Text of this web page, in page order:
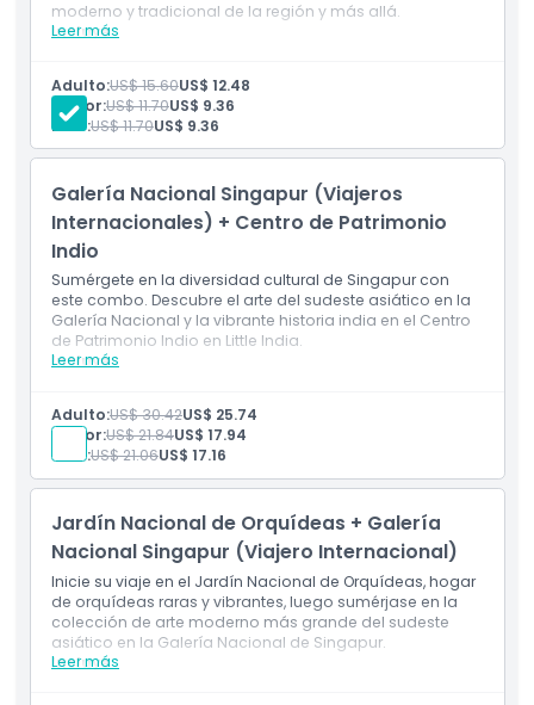
Política para Niños y Adultos
Horario de Apertura
Cosas a Saber
Ubicación
Cómo Llegar
Cómo Canjear
Política de Cancelación
moderno y tradicional de la región y más allá.
Leer más
Incluye
en la Galería Nacional Singapur.
Ubicado en dos edificios icónicos, este museo de
clase mundial presenta arte regional e internacional.
Adulto:US$ 15.60US$ 12.48
Senior:US$ 11.70US$ 9.36
Niño:US$ 11.70US$ 9.36
Galería Nacional Singapur (Viajeros
Internacionales) + Centro de Patrimonio
Indio
Sumérgete en la diversidad cultural de Singapur con
este combo. Descubre el arte del sudeste asiático en la
Galería Nacional y la vibrante historia india en el Centro
de Patrimonio Indio en Little India.
Leer más
Incluye
Nacional de Singapur.
Luego explora la vibrante historia india en el Centro
de Patrimonio Indio en Little India.
Adulto:US$ 30.42US$ 25.74
Senior:US$ 21.84US$ 17.94
Niño:US$ 21.06US$ 17.16
Jardín Nacional de Orquídeas + Galería
Nacional Singapur (Viajero Internacional)
Inicie su viaje en el Jardín Nacional de Orquídeas, hogar
de orquídeas raras y vibrantes, luego sumérjase en la
colección de arte moderno más grande del sudeste
asiático en la Galería Nacional de Singapur.
Leer más
Incluye